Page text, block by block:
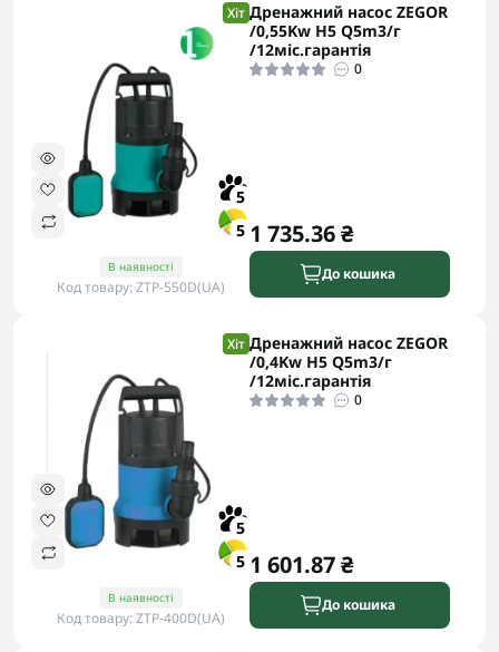
Хіт
5
5
В наявності
Код товару: ZTP-550D(UA)
Дренажний насос ZEGOR
/0,55Kw H5 Q5m3/г
/12міс.гарантія
0
1 735.36 ₴
До кошика
Хіт
5
5
В наявності
Код товару: ZTP-400D(UA)
Дренажний насос ZEGOR
/0,4Kw H5 Q5m3/г
/12міс.гарантія
0
1 601.87 ₴
До кошика